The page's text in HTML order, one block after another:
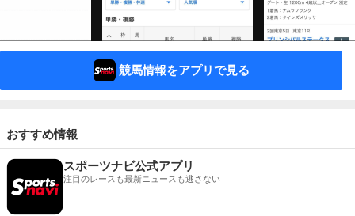
競馬情報をアプリで見る
おすすめ情報
スポーツナビ公式アプリ
注目のレースも最新ニュースも逃さない